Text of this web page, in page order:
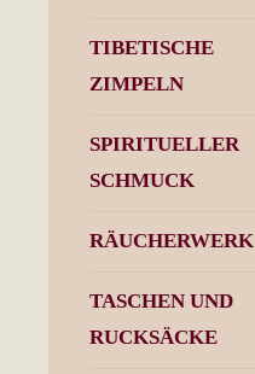
TIBETISCHE
ZIMPELN
SPIRITUELLER
SCHMUCK
RÄUCHERWERK
TASCHEN UND
RUCKSÄCKE